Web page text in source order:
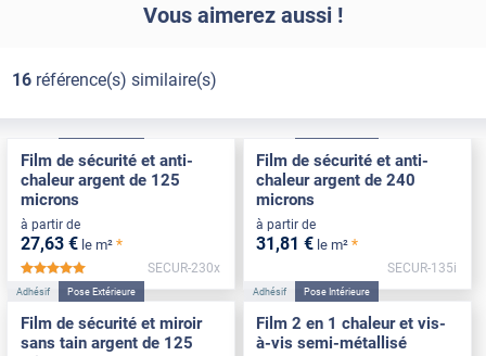
Vous aimerez aussi !
16référence(s) similaire(s)
Film de sécurité et anti-
chaleur argent de 125
microns
à partir de
27,63 € le m² *
*****
SECUR-230x
Film de sécurité et anti-
chaleur argent de 240
microns
à partir de
31,81 € le m² *
SECUR-135i
Adhésif Pose Extérieure
Film de sécurité et miroir
sans tain argent de 125
Adhésif Pose Intérieure
Film 2 en 1 chaleur et vis-
à-vis semi-métallisé